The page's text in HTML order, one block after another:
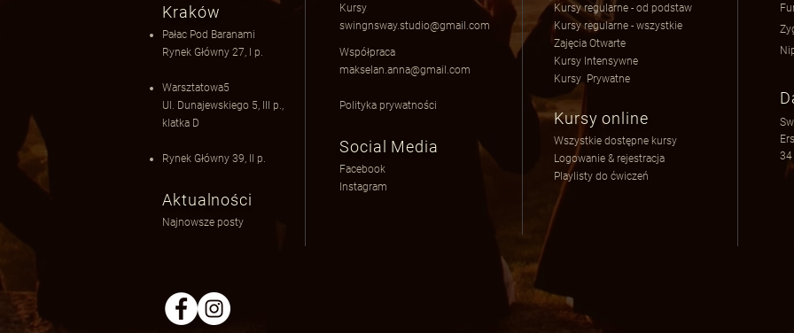
Kraków
Pałac Pod Baranami
Rynek Główny 27, I p.
Warsztatowa5
Ul. Dunajewskiego 5​ ​, III p.,
klatka D
Rynek Główny 39, II p.
Aktualności
Najnowsze posty
Kursy
swingnsway.studio@gmail.com
Współpraca
makselan.anna@gmail.com
Polityka prywatności
Social Media
Facebook
Instagram
Kursy regularne - od podstaw
Kursy regularne - wszystkie
Zajęcia Otwarte
Kursy Intensywne
Kursy Prywatne
Kursy online
Wszystkie dostępne kursy
Logowanie & rejestracja
Playlisty do ćwiczeń
34